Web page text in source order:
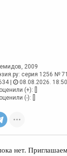
, 2009
серия 1256 №
|
08.08.2026.
(+): []
(-): []
нет.